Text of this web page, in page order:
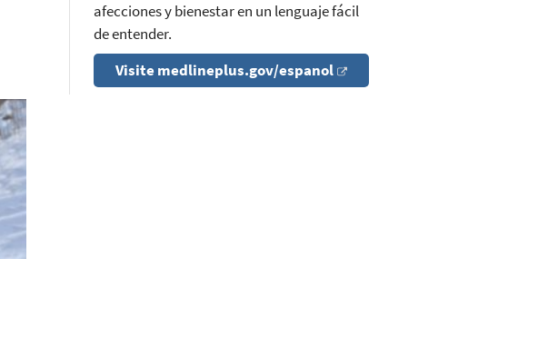
afecciones y bienestar en un lenguaje fácil
de entender.
Visite medlineplus.gov/espanol